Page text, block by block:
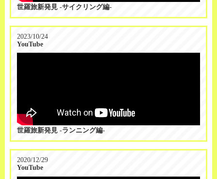
世羅旅新発見 -サイクリング編-
2023/10/24
YouTube
世羅旅新発見 -ランニング編-
2020/12/29
YouTube